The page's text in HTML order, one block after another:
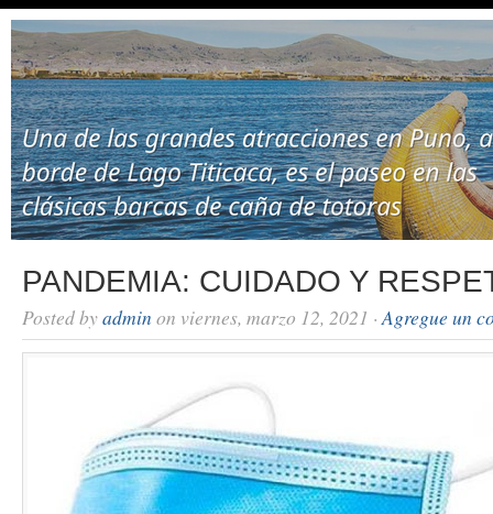
PANDEMIA: CUIDADO Y
Posted byadmin on viernes, marzo 12, 2021 ·Agregue un